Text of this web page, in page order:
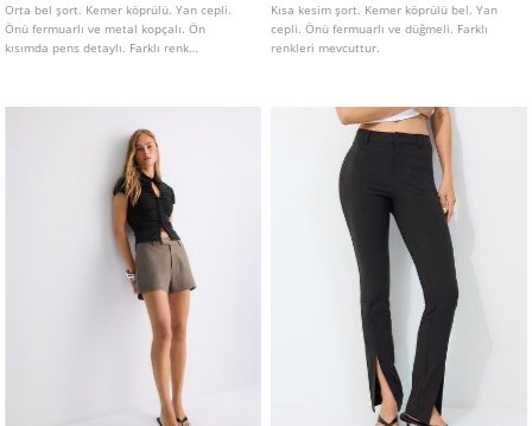
Orta bel şort. Kemer köprülü. Yan cepli.
Önü fermuarlı ve metal kopçalı. Ön
kısımda pens detaylı. Farklı renk
Kısa kesim şort. Kemer köprülü bel. Yan
cepli. Önü fermuarlı ve düğmeli. Farklı
renkleri mevcuttur.